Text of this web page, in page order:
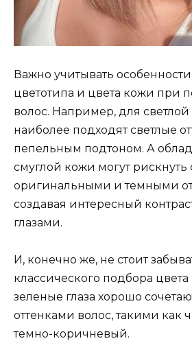
Важно учитывать особенности
цветотипа и цвета кожи при
волос. Например, для
наиболее подходят светлые
пепельным подтоном. А
смуглой кожи могут рискнуть
оригинальными и темными
создавая интересный
глазами.
И, конечно же, не стоит
классического подбора цвета
зеленые глаза хорошо
оттенками волос, такими как
темно-коричневый.